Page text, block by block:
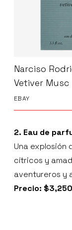
Narciso
Vetiver Musc
EBAY
2. Eau de
Una explosión
cítricos y
aventureros y
Precio: $3,250